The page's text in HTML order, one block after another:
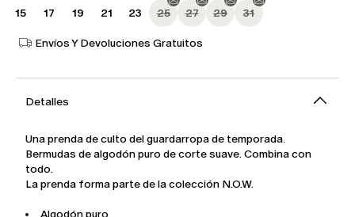
15 17 19 21 23 25 27 29 31
Envíos Y Devoluciones Gratuitos
Detalles
Una prenda de culto del guardarropa de temporada.
Bermudas de algodón puro de corte suave. Combina con
todo.
La prenda forma parte de la colección N.O.W.